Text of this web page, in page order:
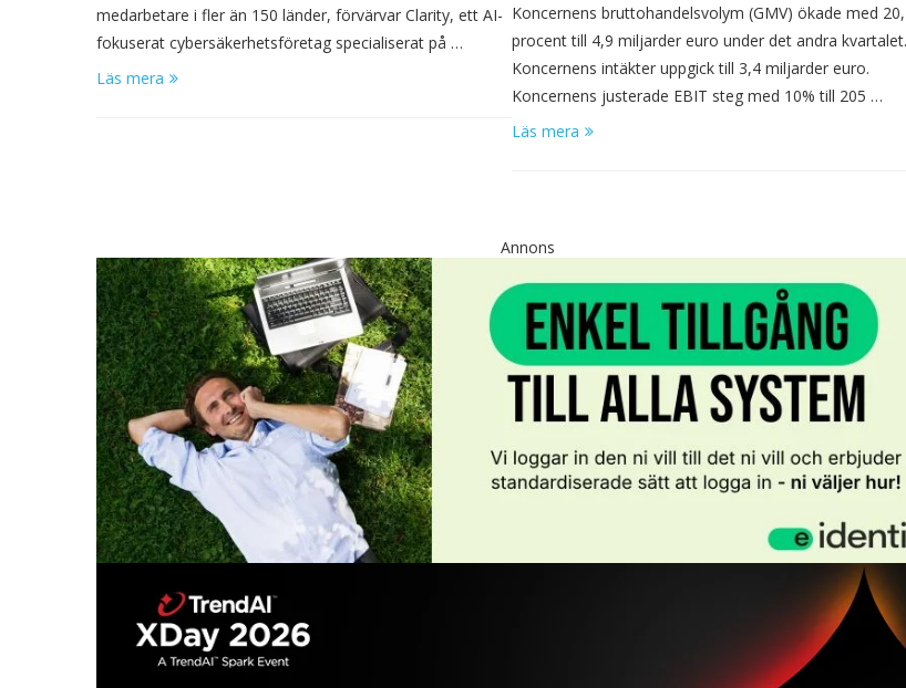
medarbetare i fler än 150 länder, förvärvar Clarity, ett AI-
fokuserat cybersäkerhetsföretag specialiserat på …
Läs mera
Koncernens bruttohandelsvolym (GMV) ökade med
procent till 4,9 miljarder euro under det andra kvartalet.
Koncernens intäkter uppgick till 3,4 miljarder euro.
Koncernens justerade EBIT steg med 10% till 205 …
Läs mera
Annons